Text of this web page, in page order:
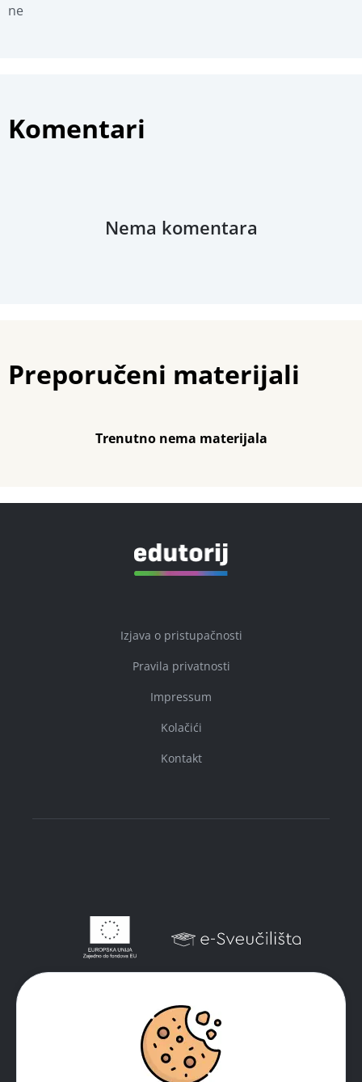
ne
Komentari
Nema komentara
Preporučeni materijali
Trenutno nema materijala
Izjava o pristupačnosti
Pravila privatnosti
Impressum
Kolačići
Kontakt